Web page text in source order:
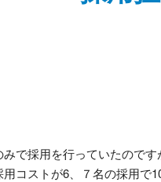
で採用を行っていたので
コストが6、７名の採用